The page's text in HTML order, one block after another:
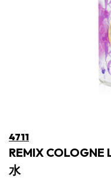
4711
REMIX COLOGNE
水